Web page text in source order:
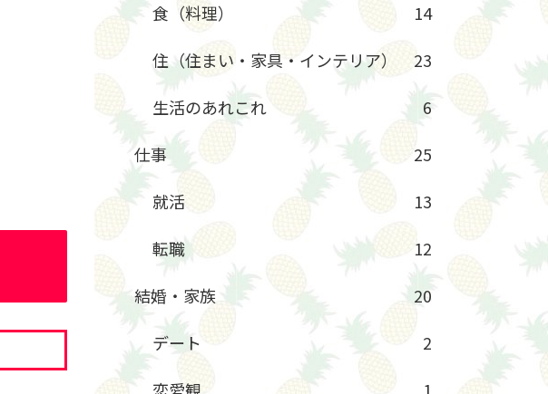
食（料理）
14
住（住まい・家具・インテリア）
23
生活のあれこれ
6
仕事
25
就活
13
転職
12
結婚・家族
20
デート
2